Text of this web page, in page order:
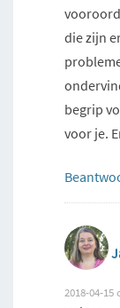
die zijn
begrip
voor je.
2018-04-15